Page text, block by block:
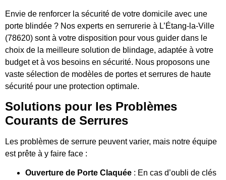
Envie de renforcer la sécurité de votre domicile avec une
porte blindée ? Nos experts en serrurerie à L’Étang-la-Ville
(78620) sont à votre disposition pour vous guider dans le
choix de la meilleure solution de blindage, adaptée à votre
budget et à vos besoins en sécurité. Nous proposons une
vaste sélection de modèles de portes et serrures de haute
sécurité pour une protection optimale.
Solutions pour les Problèmes
Courants de Serrures
Les problèmes de serrure peuvent varier, mais notre équipe
est prête à y faire face :
Ouverture de Porte Claquée : En cas d’oubli de clés